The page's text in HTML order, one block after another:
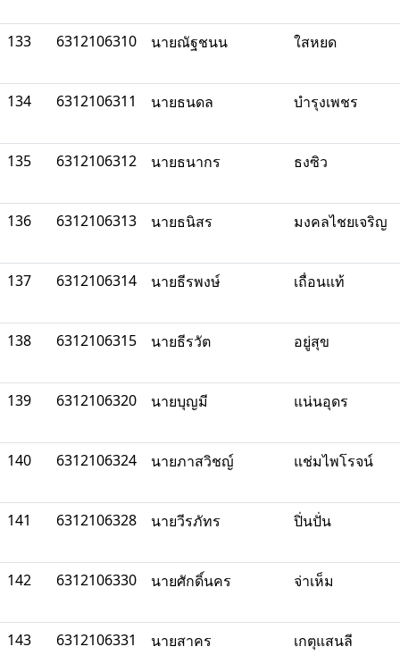
133 6312106310 นายณัฐชนน ใสหยด
134 6312106311 นายธนดล บำรุงเพชร
135 6312106312 นายธนากร ธงซิว
136 6312106313 นายธนิสร มงคลไชยเจริญ
137 6312106314 นายธีรพงษ์ เถื่อนแท้
138 6312106315 นายธีรวัต อยู่สุข
139 6312106320 นายบุญมี แน่นอุดร
140 6312106324 นายภาสวิชญ์ แช่มไพโรจน์
141 6312106328 นายวีรภัทร ปิ่นปั่น
142 6312106330 นายศักดิ์นคร จ่าเห็ม
143 6312106331 นายสาคร เกตุแสนลี